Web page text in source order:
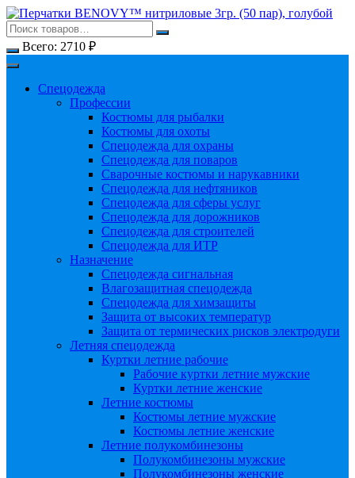
Перейти
к
содержимому
Всего: 2710 ₽
Спецодежда
Профессии
Костюмы для рыбалки
Костюмы для охоты
Спецодежда для охраны
Спецодежда для поваров
Сварочные костюмы и нарукавники
Спецодежда для нефтяников
Спецодежда для сферы услуг
Спецодежда для дорожников
Спецодежда для строителей
Спецодежда для ИТР
Назначение
Спецодежда сигнальная
Влагозащитная спецодежда
Спецодежда для химзащиты
Защита от высоких температур
Защита от термических рисков электродуги
Летняя спецодежда
Куртки летние рабочие
Рабочие куртки летние мужские
Куртки летние женские
Летние костюмы
Костюмы летние мужские
Костюмы летние женские
Летние полукомбинезоны
Полукомбинезоны мужские
Полукомбинезоны женские